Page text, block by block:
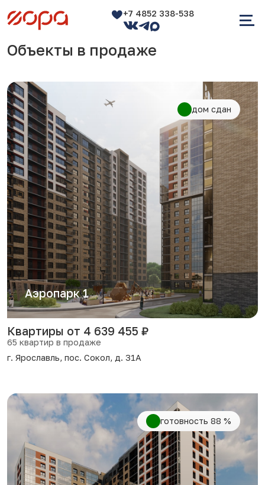
+7 4852 338-538
Объекты в продаже
Аэропарк 1
дом сдан
Квартиры от 4 639 455 ₽
65 квартир в продаже
г. Ярославль, пос. Сокол, д. 31А
готовность 88 %